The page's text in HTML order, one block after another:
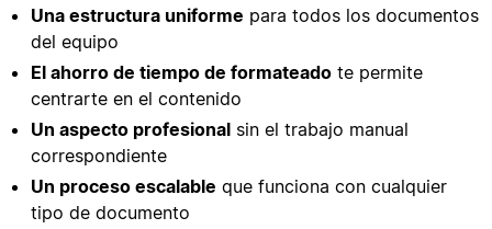
Una estructura uniforme para todos los documentos
del equipo
El ahorro de tiempo de formateado te permite
centrarte en el contenido
Un aspecto profesional sin el trabajo manual
correspondiente
Un proceso escalable que funciona con cualquier
tipo de documento